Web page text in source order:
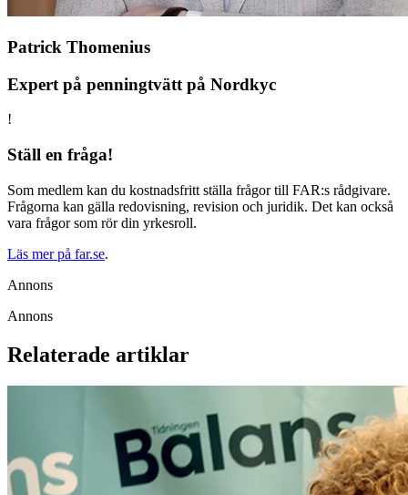
Patrick Thomenius
Expert på penningtvätt på Nordkyc
!
Ställ en fråga!
Som medlem kan du kostnadsfritt ställa frågor till FAR:s rådgivare.
Frågorna kan gälla redovisning, revision och juridik. Det kan också
vara frågor som rör din yrkesroll.
Läs mer på far.se.
Annons
Annons
Relaterade artiklar